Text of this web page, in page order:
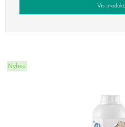
Vis produkt
Nyhed